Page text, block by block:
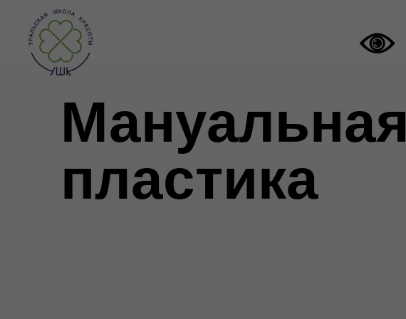
Мануальная
пластика